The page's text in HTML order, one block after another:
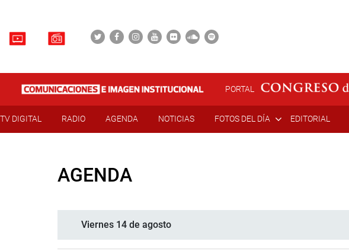
PORTAL
TV DIGITAL RADIO AGENDA NOTICIAS FOTOS DEL DÍA EDITORIAL
AGENDA
Viernes 14 de agosto